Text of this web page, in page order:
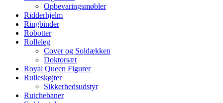
Opbevaringsmøbler
Ridderhjelm
Ringbinder
Robotter
Rolleleg
Cover og Soldækken
Doktorsæt
Royal Queen Figurer
Rulleskøjter
Sikkerhedsudstyr
Rutchebaner